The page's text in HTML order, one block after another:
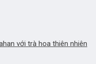
với trà hoa thiên nhiên